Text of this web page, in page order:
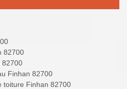
82700
82700
Finhan 82700
toiture Finhan 82700